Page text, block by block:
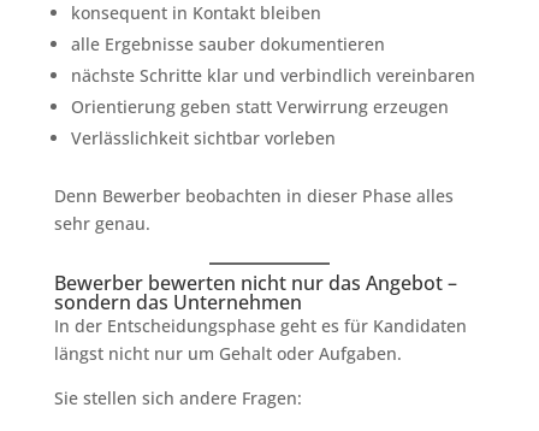
konsequent in Kontakt bleiben
alle Ergebnisse sauber dokumentieren
nächste Schritte klar und verbindlich vereinbaren
Orientierung geben statt Verwirrung erzeugen
Verlässlichkeit sichtbar vorleben
Denn Bewerber beobachten in dieser Phase alles
sehr genau.
Bewerber bewerten nicht nur das Angebot –
sondern das Unternehmen
In der Entscheidungsphase geht es für Kandidaten
längst nicht nur um Gehalt oder Aufgaben.
Sie stellen sich andere Fragen: